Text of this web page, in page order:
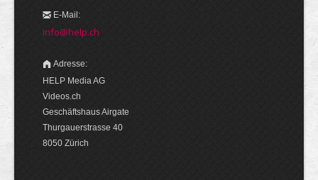
E-Mail:
info@help.ch
Adresse:
HELP Media AG
Videos.ch
Geschäftshaus Airgate
Thurgauerstrasse 40
8050 Zürich